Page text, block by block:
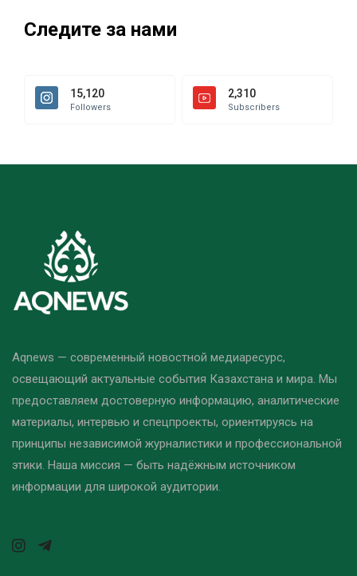
Следите за нами
15,120
Followers
2,310
Subscribers
Aqnews — современный новостной медиаресурс,
освещающий актуальные события Казахстана и мира. Мы
предоставляем достоверную информацию, аналитические
материалы, интервью и спецпроекты, ориентируясь на
принципы независимой журналистики и профессиональной
этики. Наша миссия — быть надёжным источником
информации для широкой аудитории.